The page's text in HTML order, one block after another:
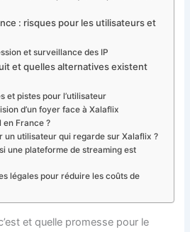
: risques pour les utilisateurs et
et surveillance des IP
et quelles alternatives existent
et pistes pour l’utilisateur
d’un foyer face à Xalaflix
France ?
un utilisateur qui regarde sur Xalaflix ?
une plateforme de streaming est
légales pour réduire les coûts de
et quelle promesse pour le